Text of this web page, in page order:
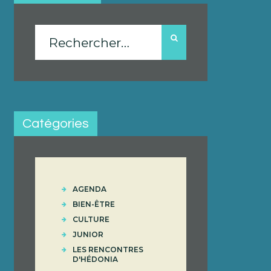
Rechercher :
Catégories
AGENDA
BIEN-ÊTRE
CULTURE
JUNIOR
LES RENCONTRES
D'HÉDONIA